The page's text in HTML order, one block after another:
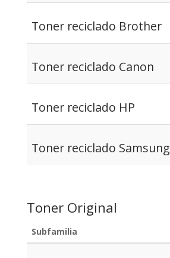
Toner reciclado Brother
Toner reciclado Canon
Toner reciclado HP
Toner reciclado Samsung
Toner Original
Subfamilia